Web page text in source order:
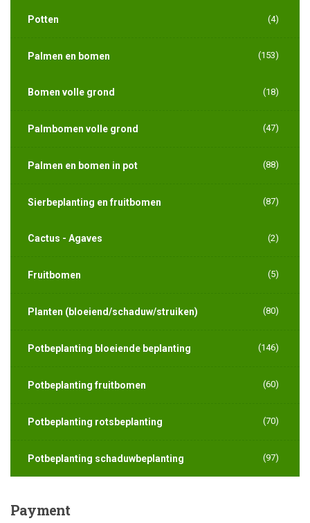
Potten (4)
Palmen en bomen (153)
Bomen volle grond (18)
Palmbomen volle grond (47)
Palmen en bomen in pot (88)
Sierbeplanting en fruitbomen (87)
Cactus - Agaves (2)
Fruitbomen (5)
Planten (bloeiend/schaduw/struiken) (80)
Potbeplanting bloeiende beplanting (146)
Potbeplanting fruitbomen (60)
Potbeplanting rotsbeplanting (70)
Potbeplanting schaduwbeplanting (97)
Payment